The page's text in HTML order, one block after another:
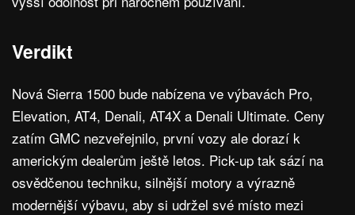
Verdikt
Nová Sierra 1500 bude nabízena ve výbavách Pro,
Elevation, AT4, Denali, AT4X a Denali Ultimate. Ceny
zatím GMC nezveřejnilo, první vozy ale dorazí k
americkým dealerům ještě letos. Pick-up tak sází na
osvědčenou techniku, silnější motory a výrazně
modernější výbavu, aby si udržel své místo mezi